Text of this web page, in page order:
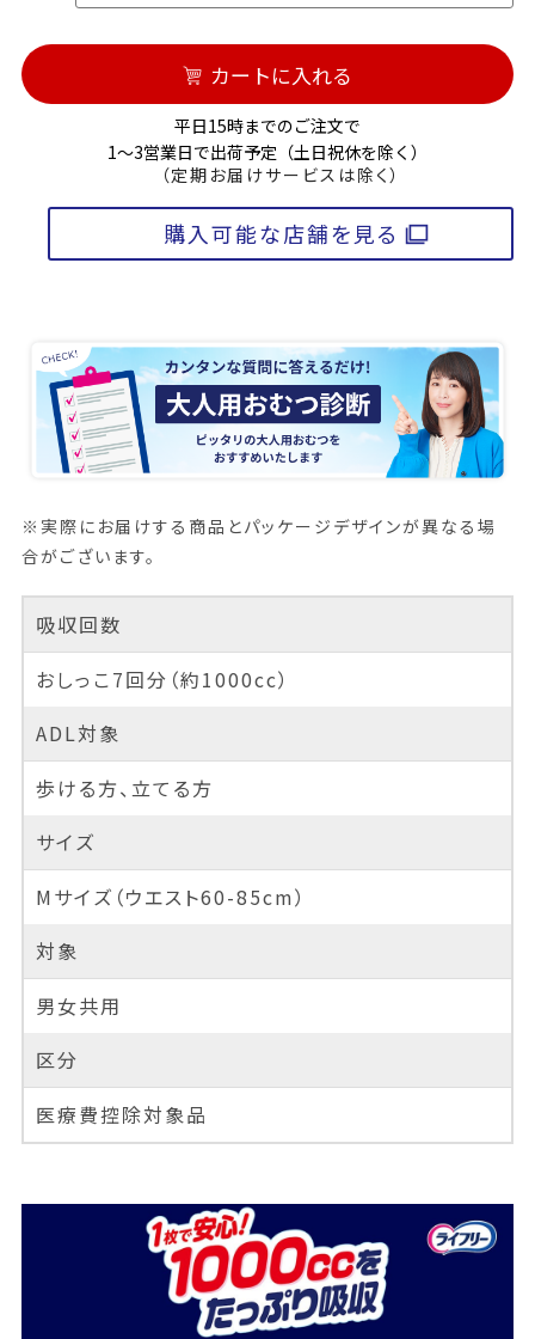
カートに入れる
平日15時までのご注文で
1～3営業日で出荷予定（土日祝休を除く）
（定期お届けサービスは除く）
購入可能な店舗を見る
※実際にお届けする商品とパッケージデザインが異なる場
合がございます。
吸収回数
おしっこ7回分（約1000cc）
ADL対象
歩ける方、立てる方
サイズ
Mサイズ（ウエスト60-85cm）
対象
男女共用
区分
医療費控除対象品